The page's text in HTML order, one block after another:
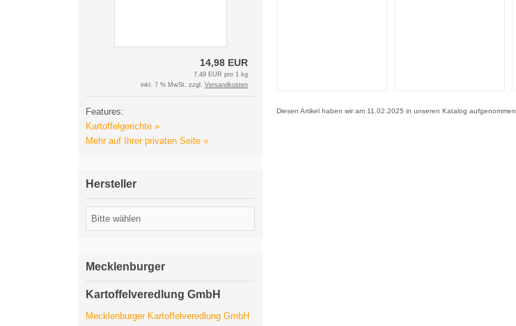
Diesen Artikel haben wir am 11.02.2025 in unseren Katalog aufgenommen.
14,98 EUR
7,49 EUR pro 1 kg
inkl. 7 % MwSt. zzgl. Versandkosten
Features:
Kartoffelgerichte »
Mehr auf Ihrer privaten Seite »
Hersteller
Mecklenburger
Kartoffelveredlung GmbH
Mecklenburger Kartoffelveredlung GmbH